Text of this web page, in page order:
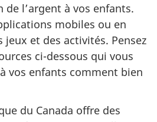
de l’argent à vos enfants.
mobiles ou en
jeux et des activités. Pensez
ci-dessous qui vous
vos enfants comment bien
du Canada offre des